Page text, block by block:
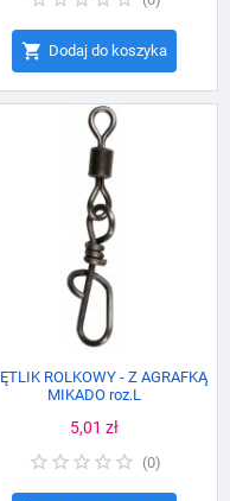
 Dodaj do koszyka
ROLKOWY - Z AGRAFKĄ
MIKADO roz.L
Cena
5,01 zł
(0)